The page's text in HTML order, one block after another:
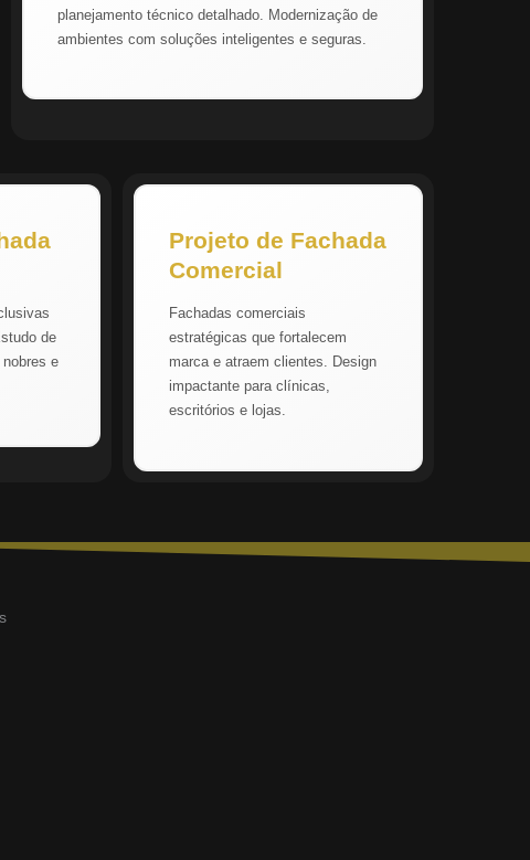
planejamento técnico detalhado. Modernização de
ambientes com soluções inteligentes e seguras.
de
e
Projeto de Fachada
Comercial
Fachadas comerciais
estratégicas que fortalecem
marca e atraem clientes. Design
impactante para clínicas,
escritórios e lojas.